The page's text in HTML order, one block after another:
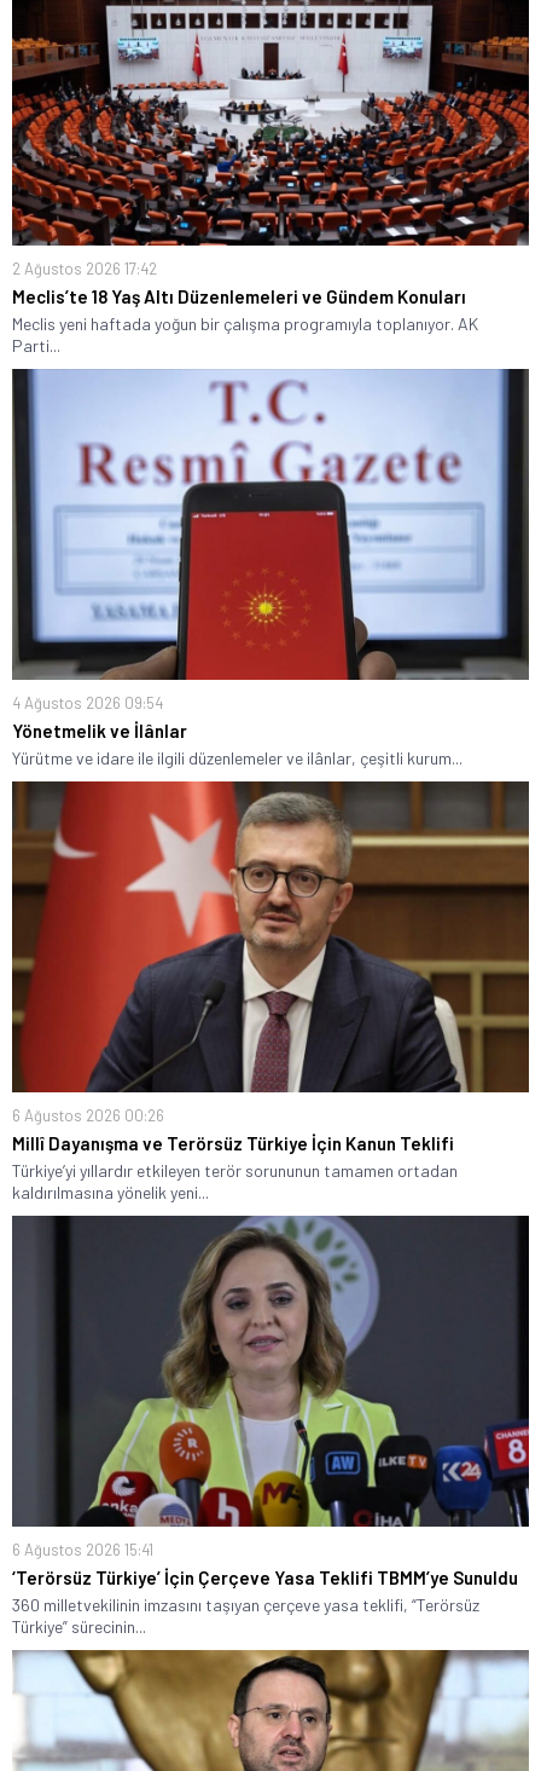
2 Ağustos 2026 17:42
Meclis’te 18 Yaş Altı Düzenlemeleri ve Gündem Konuları
Meclis yeni haftada yoğun bir çalışma programıyla toplanıyor. AK
Parti...
4 Ağustos 2026 09:54
Yönetmelik ve İlânlar
Yürütme ve idare ile ilgili düzenlemeler ve ilânlar, çeşitli kurum...
6 Ağustos 2026 00:26
Millî Dayanışma ve Terörsüz Türkiye İçin Kanun Teklifi
Türkiye’yi yıllardır etkileyen terör sorununun tamamen ortadan
kaldırılmasına yönelik yeni...
6 Ağustos 2026 15:41
‘Terörsüz Türkiye’ İçin Çerçeve Yasa Teklifi TBMM’ye Sunuldu
360 milletvekilinin imzasını taşıyan çerçeve yasa teklifi, “Terörsüz
Türkiye” sürecinin...